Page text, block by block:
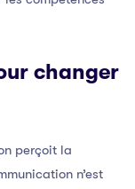
changer
perçoit la
n’est